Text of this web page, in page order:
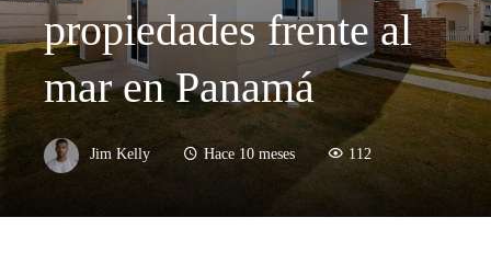
propiedades frente al
mar en Panamá
Jim Kelly Hace 10 meses 112